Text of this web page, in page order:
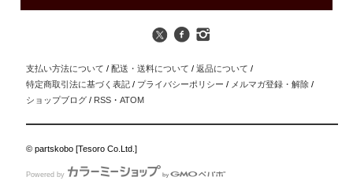
支払い方法について / 配送・送料について / 返品について /
特定商取引法に基づく表記 / プライバシーポリシー / メルマガ登録・解除 /
ショップブログ / RSS ・ATOM
© partskobo [Tesoro Co.Ltd.]
Powered by